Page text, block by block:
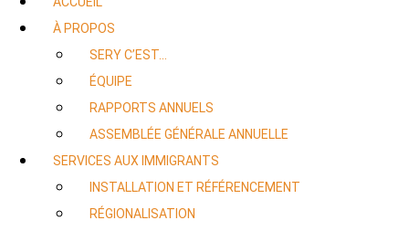
À PROPOS
SERY C’EST…
ÉQUIPE
RAPPORTS ANNUELS
ASSEMBLÉE GÉNÉRALE ANNUELLE
SERVICES AUX IMMIGRANTS
INSTALLATION ET RÉFÉRENCEMENT
RÉGIONALISATION